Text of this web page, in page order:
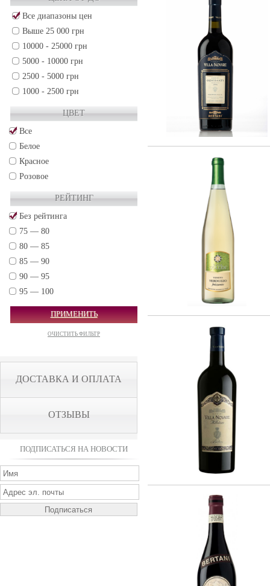
VENETO (36)
Франция (236)
Все диапазоны цен
Выше 25 000 грн
10000 - 25000 грн
5000 - 10000 грн
2500 - 5000 грн
1000 - 2500 грн
250 - 500 грн
50 - 250 грн
ЦВЕТ
Все
Белое
Красное
Розовое
РЕЙТИНГ
Без рейтинга
75 — 80
80 — 85
85 — 90
90 — 95
95 — 100
ПРИМЕНИТЬ
ОЧИСТИТЬ ФИЛЬТР
ДОСТАВКА И ОПЛАТА
ОТЗЫВЫ
ПОДПИСАТЬСЯ НА НОВОСТИ